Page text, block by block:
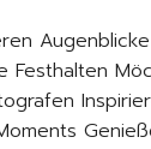
Festhalten